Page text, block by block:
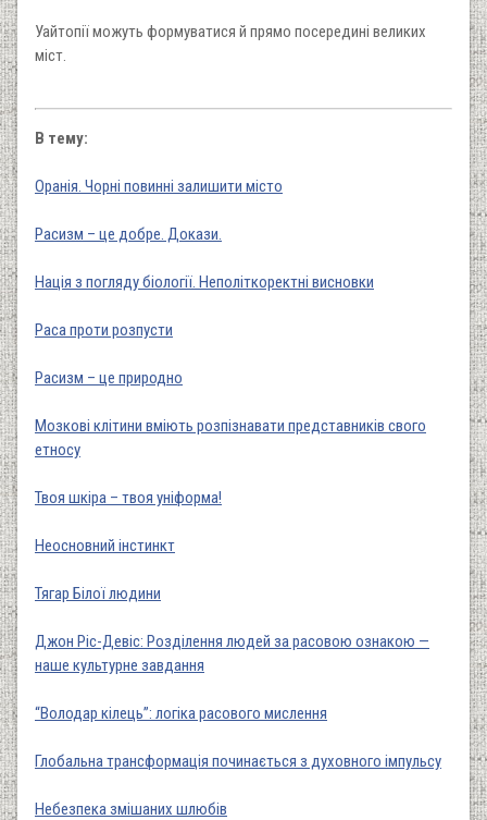
Уайтопії можуть формуватися й прямо посередині великих
міст.
В тему:
Оранія. Чорні повинні залишити місто
Расизм – це добре. Докази.
Нація з погляду біології. Неполіткоректні висновки
Раса проти розпусти
Расизм – це природно
Мозкові клітини вміють розпізнавати представників свого
етносу
Твоя шкіра – твоя уніформа!
Неосновний інстинкт
Тягар Білої людини
Джон Ріс-Девіс: Розділення людей за расовою ознакою —
наше культурне завдання
“Володар кілець”: логіка расового мислення
Глобальна трансформація починається з духовного імпульсу
Небезпека змішаних шлюбів